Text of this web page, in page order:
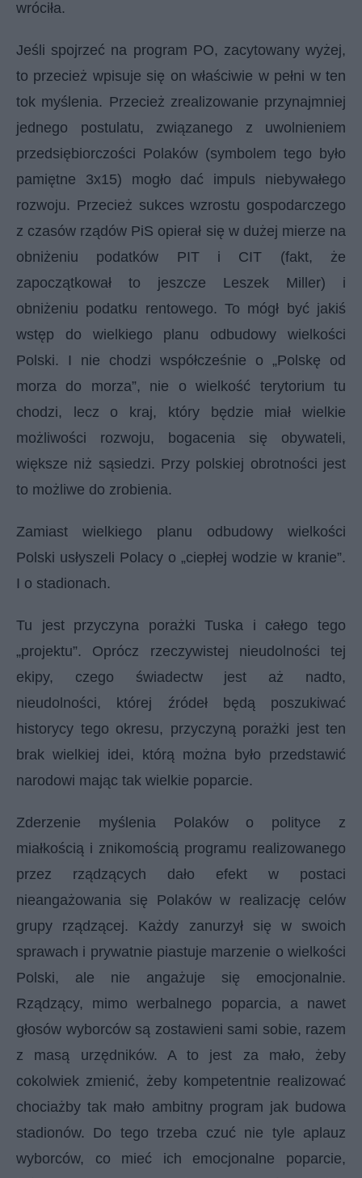
wróciła.
Jeśli spojrzeć na program PO, zacytowany wyżej,
to przecież wpisuje się on właściwie w pełni w ten
tok myślenia. Przecież zrealizowanie przynajmniej
jednego postulatu, związanego z uwolnieniem
przedsiębiorczości Polaków (symbolem tego było
pamiętne 3x15) mogło dać impuls niebywałego
rozwoju. Przecież sukces wzrostu gospodarczego
z czasów rządów PiS opierał się w dużej mierze na
obniżeniu podatków PIT i CIT (fakt, że
zapoczątkował to jeszcze Leszek Miller) i
obniżeniu podatku rentowego. To mógł być jakiś
wstęp do wielkiego planu odbudowy wielkości
Polski. I nie chodzi współcześnie o „Polskę od
morza do morza”, nie o wielkość terytorium tu
chodzi, lecz o kraj, który będzie miał wielkie
możliwości rozwoju, bogacenia się obywateli,
większe niż sąsiedzi. Przy polskiej obrotności jest
to możliwe do zrobienia.
Zamiast wielkiego planu odbudowy wielkości
Polski usłyszeli Polacy o „ciepłej wodzie w kranie”.
I o stadionach.
Tu jest przyczyna porażki Tuska i całego tego
„projektu”. Oprócz rzeczywistej nieudolności tej
ekipy, czego świadectw jest aż nadto,
nieudolności, której źródeł będą poszukiwać
historycy tego okresu, przyczyną porażki jest ten
brak wielkiej idei, którą można było przedstawić
narodowi mając tak wielkie poparcie.
Zderzenie myślenia Polaków o polityce z
miałkością i znikomością programu realizowanego
przez rządzących dało efekt w postaci
nieangażowania się Polaków w realizację celów
grupy rządzącej. Każdy zanurzył się w swoich
sprawach i prywatnie piastuje marzenie o wielkości
Polski, ale nie angażuje się emocjonalnie.
Rządzący, mimo werbalnego poparcia, a nawet
głosów wyborców są zostawieni sami sobie, razem
z masą urzędników. A to jest za mało, żeby
cokolwiek zmienić, żeby kompetentnie realizować
chociażby tak mało ambitny program jak budowa
stadionów. Do tego trzeba czuć nie tyle aplauz
wyborców, co mieć ich emocjonalne poparcie,